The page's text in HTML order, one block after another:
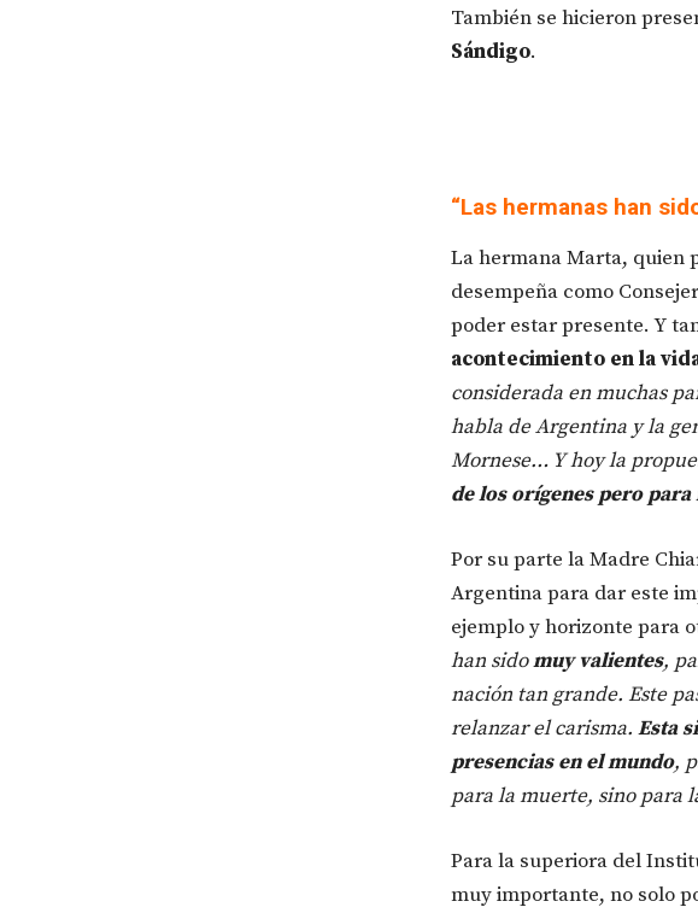
También se hicieron
Sándigo.
“Las hermanas han
La hermana Marta, quien
desempeña como
poder estar presente. Y
acontecimiento en la
considerada en muchas
habla de Argentina y la
Mornese… Y hoy la
de los orígenes pero
Por su parte la Madre
Argentina para dar este
ejemplo y horizonte para
han sidomuy valientes,
nación tan grande. Este
relanzar el carisma. Esta
presencias en el mundo,
para la muerte, sino para
Para la superiora del
muy importante, no solo